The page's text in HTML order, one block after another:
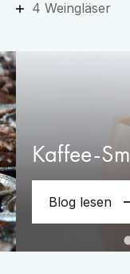
4 Weingläser
Kaffee-
Blog lesen